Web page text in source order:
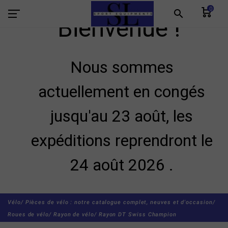
search 0
Bienvenue !
Nous sommes
actuellement en congés
jusqu'au 23 août, les
expéditions reprendront le
24 août 2026 .
Vélo/ Pièces de vélo : notre catalogue complet, neuves et d'occasion/
Roues de vélo/ Rayon de vélo/ Rayon DT Swiss Champion